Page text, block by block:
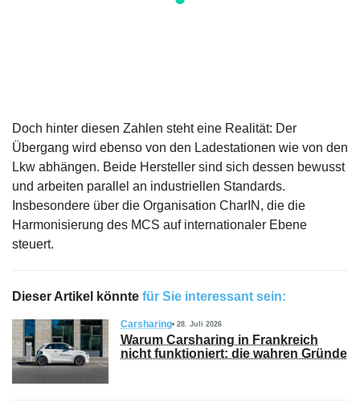
Doch hinter diesen Zahlen steht eine Realität: Der
Übergang wird ebenso von den Ladestationen wie von den
Lkw abhängen. Beide Hersteller sind sich dessen bewusst
und arbeiten parallel an industriellen Standards.
Insbesondere über die Organisation CharIN, die die
Harmonisierung des MCS auf internationaler Ebene
steuert.
Dieser Artikel könnte für Sie interessant sein:
Carsharing 28. Juli 2026
Warum Carsharing in Frankreich
nicht funktioniert: die wahren Gründe